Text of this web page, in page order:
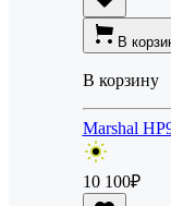
В
В корзину
Marshal
10 100₽